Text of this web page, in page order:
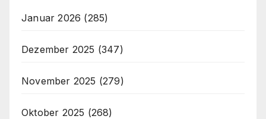
Januar 2026 (285)
Dezember 2025 (347)
November 2025 (279)
Oktober 2025 (268)